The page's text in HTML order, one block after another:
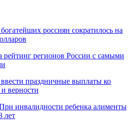
россиян сократилось на
рейтинг регионов России с самыми
праздничные выплаты ко
верности
инвалидности ребенка алименты
лет